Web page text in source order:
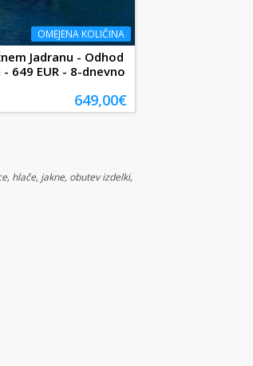
OMEJENA KOLIČINA
Jadranu - Odhod
649 EUR - 8-dnevno
649,00€
hlače, jakne, obutev izdelki,